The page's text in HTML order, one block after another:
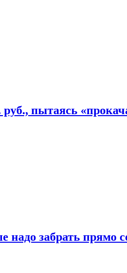
пытаясь
забрать прямо